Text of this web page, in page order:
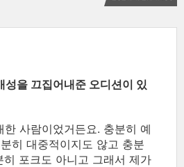
성을 끄집어내준 오디션이 있
사람이었거든요. 충분히 예
히 대중적이지도 않고 충분
포크도 아니고 그래서 제가